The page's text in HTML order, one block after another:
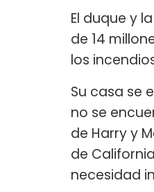
El duque y
de 14
los
Su casa se
no se
de Harry y
de
necesidad